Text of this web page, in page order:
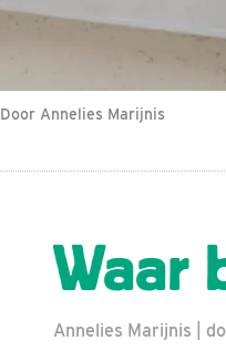
Door Annelies Marijnis
Waar
Annelies Marijnis |